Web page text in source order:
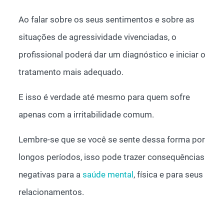
Ao falar sobre os seus sentimentos e sobre as
situações de agressividade vivenciadas, o
profissional poderá dar um diagnóstico e iniciar o
tratamento mais adequado.
E isso é verdade até mesmo para quem sofre
apenas com a irritabilidade comum.
Lembre-se que se você se sente dessa forma por
longos períodos, isso pode trazer consequências
negativas para a saúde mental, física e para seus
relacionamentos.